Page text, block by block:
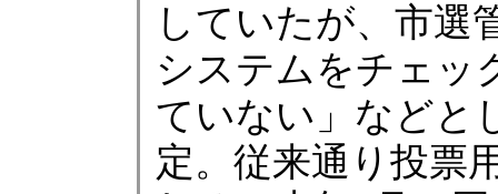
していたが、市選
システムをチェッ
ていない」などと
定。従来通り投票